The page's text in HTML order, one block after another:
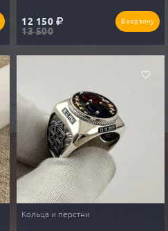
12 150
13 500
В корзину
Кольца и перстни